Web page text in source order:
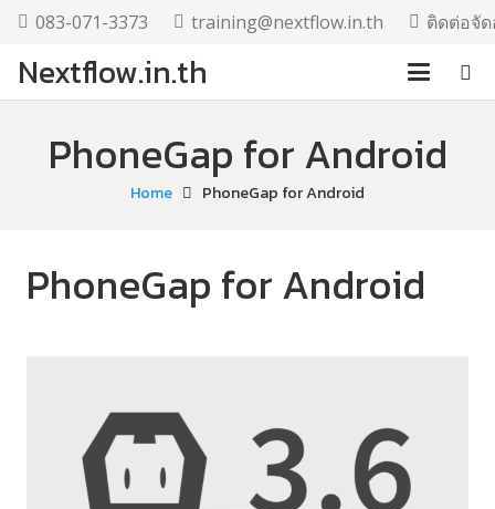
083-071-3373 training@nextflow.in.th ติดต่อจั
Nextflow.in.th
PhoneGap for Android
Home PhoneGap for Android
PhoneGap for Android